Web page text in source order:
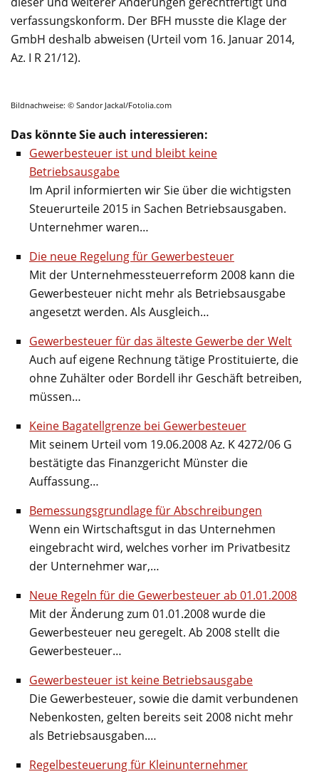
verfassungskonform. Der BFH musste die Klage der
GmbH deshalb abweisen (Urteil vom 16. Januar 2014,
Az. I R 21/12).
Bildnachweise: © Sandor Jackal/Fotolia.com
Das könnte Sie auch interessieren:
Gewerbesteuer ist und bleibt keine
Betriebsausgabe
Im April informierten wir Sie über die wichtigsten
Steuerurteile 2015 in Sachen Betriebsausgaben.
Unternehmer waren…
Die neue Regelung für Gewerbesteuer
Mit der Unternehmessteuerreform 2008 kann die
Gewerbesteuer nicht mehr als Betriebsausgabe
angesetzt werden. Als Ausgleich…
Gewerbesteuer für das älteste Gewerbe der Welt
Auch auf eigene Rechnung tätige Prostituierte, die
ohne Zuhälter oder Bordell ihr Geschäft betreiben,
müssen…
Keine Bagatellgrenze bei Gewerbesteuer
Mit seinem Urteil vom 19.06.2008 Az. K 4272/06 G
bestätigte das Finanzgericht Münster die
Auffassung…
Bemessungsgrundlage für Abschreibungen
Wenn ein Wirtschaftsgut in das Unternehmen
eingebracht wird, welches vorher im Privatbesitz
der Unternehmer war,…
Neue Regeln für die Gewerbesteuer ab 01.01.2008
Mit der Änderung zum 01.01.2008 wurde die
Gewerbesteuer neu geregelt. Ab 2008 stellt die
Gewerbesteuer…
Gewerbesteuer ist keine Betriebsausgabe
Die Gewerbesteuer, sowie die damit verbundenen
Nebenkosten, gelten bereits seit 2008 nicht mehr
als Betriebsausgaben.…
Regelbesteuerung für Kleinunternehmer